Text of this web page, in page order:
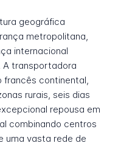
geográfica
metropolitana,
internacional
A transportadora
continental,
rurais, seis dias
repousa em
combinando centros
uma vasta rede de